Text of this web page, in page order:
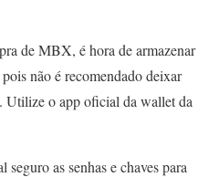
de MBX, é hora de armazenar
não é recomendado deixar
Utilize o app oficial da wallet da
as senhas e chaves para